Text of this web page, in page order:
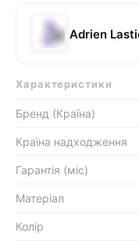
Adrien
Характеристики
Бренд (Країна)
Країна надходження
Гарантія (міс)
Матеріал
Колір